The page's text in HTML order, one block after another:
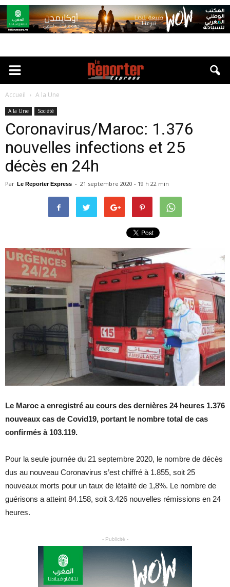
Accueil A la Une
A la Une Société
Coronavirus/Maroc: 1.376
nouvelles infections et 25
décès en 24h
Par Le Reporter Express - 21 septembre 2020 - 19 h 22 min
Le Maroc a enregistré au cours des dernières 24 heures 1.376
nouveaux cas de Covid19, portant le nombre total de cas
confirmés à 103.119.
Pour la seule journée du 21 septembre 2020, le nombre de décès
dus au nouveau Coronavirus s’est chiffré à 1.855, soit 25
nouveaux morts pour un taux de létalité de 1,8%. Le nombre de
guérisons a atteint 84.158, soit 3.426 nouvelles rémissions en 24
heures.
- Publicité -